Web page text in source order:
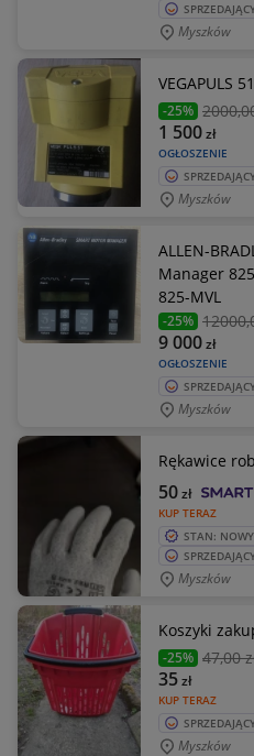
Myszków
VEGAPULS
-25% 2000
OGŁOSZENIE
1 500zł
Myszków
ALLEN-
Manager
825-MVL
-25% 12000
OGŁOSZENIE
9 000zł
Myszków
Rękawice
KUP TERAZ
50zł
STAN: NOWY
Myszków
Koszyki
-25% 47,00
KUP TERAZ
35zł
Myszków